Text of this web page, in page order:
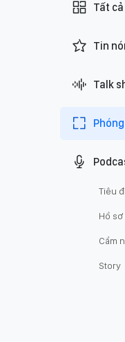
Tất cả
Tin
Talk
Tiêu
Hồ sơ
Cẩm
Story